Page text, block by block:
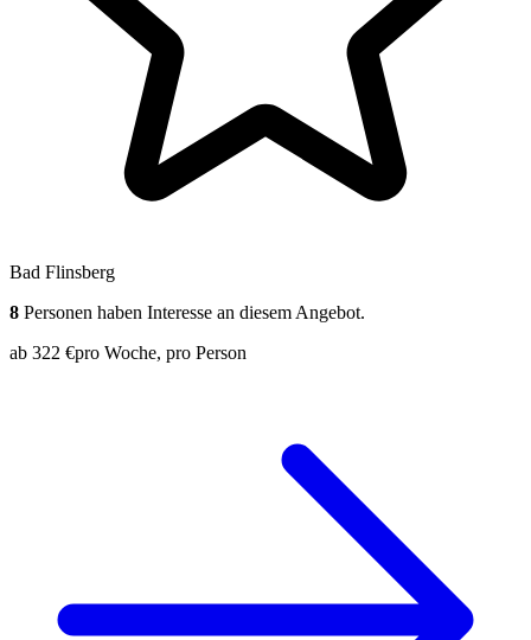
Bad Flinsberg
8 Personen haben Interesse an diesem Angebot.
ab 322 €pro Woche, pro Person